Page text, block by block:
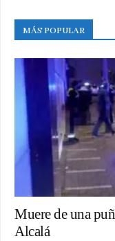
MÁS POPULAR
Muere de una
Alcalá